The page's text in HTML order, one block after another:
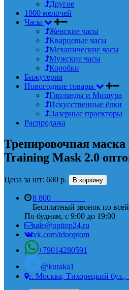
Другое
1000 мелочей
Часы
Женские часы
Кварцевые часы
Механические часы
Мужские часы
Коробки
Бижутерия
Новогодние товары
Гирлянды и Мишура
Искусственные ёлки
Лазерные проекторы
Распродажа
Тренировочная
Training Mask 2.0
Цена за шт: 600 р. В корзину
8 800
Бесплатный звонок по
По будням, с 9:00 до 19:00
sale@opttop24.ru
vk.com/tdooptom
+79014280591
@kuraka1
г. Москва, Тихорецкий бул.,